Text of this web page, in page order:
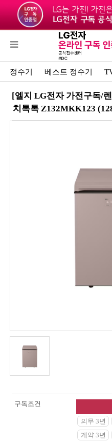
정수기 베스트 정수기
[엘지 LG전자 가전구독/
치톡톡 Z132MKK123
구독조건
의무 3년
계약 3년